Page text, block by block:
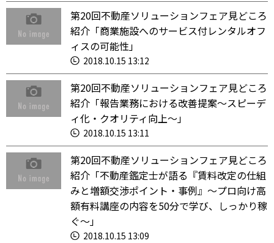
第20回不動産ソリューションフェア見どころ
紹介「商業施設へのサービス付レンタルオフ
ィスの可能性」
2018.10.15 13:12
第20回不動産ソリューションフェア見どころ
紹介「報告業務における改善提案～スピーデ
ィ化・クオリティ向上～」
2018.10.15 13:11
第20回不動産ソリューションフェア見どころ
紹介「不動産鑑定士が語る『賃料改定の仕組
みと増額交渉ポイント・事例』～プロ向け高
額有料講座の内容を50分で学び、しっかり稼
ぐ～」
2018.10.15 13:09